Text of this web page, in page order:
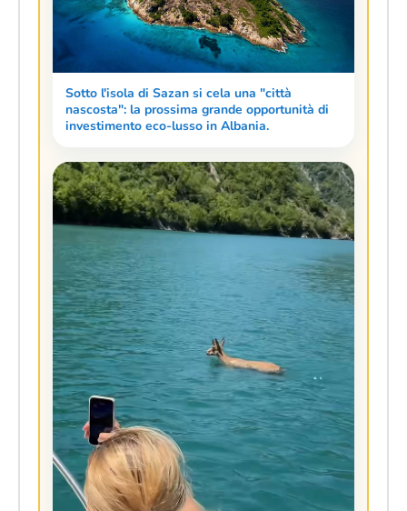
Sotto l'isola di Sazan si cela una "città
nascosta": la prossima grande opportunità di
investimento eco-lusso in Albania.